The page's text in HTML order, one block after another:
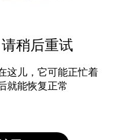
稍后重试
这儿，它可能正忙着
就能恢复正常